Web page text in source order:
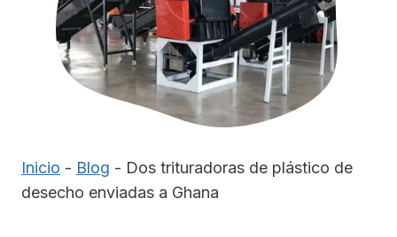
Inicio - Blog - Dos trituradoras de plástico de
desecho enviadas a Ghana